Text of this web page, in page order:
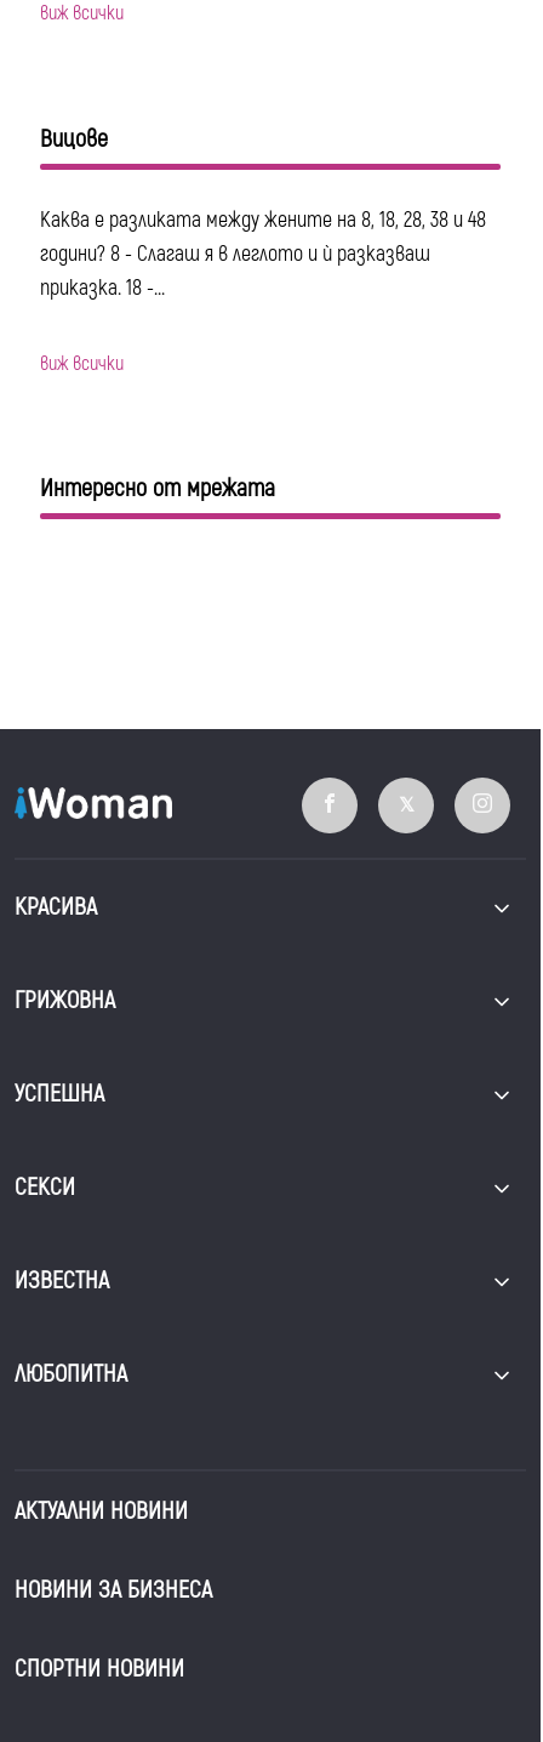
виж всички
Вицове
Каква е разликата между жените на 8, 18, 28, 38 и 48
години? 8 - Слагаш я в леглото и ѝ разказваш
приказка. 18 -...
виж всички
Интересно от мрежата
КРАСИВА
ГРИЖОВНА
УСПЕШНА
СЕКСИ
ИЗВЕСТНА
ЛЮБОПИТНА
АКТУАЛНИ НОВИНИ
НОВИНИ ЗА БИЗНЕСА
СПОРТНИ НОВИНИ